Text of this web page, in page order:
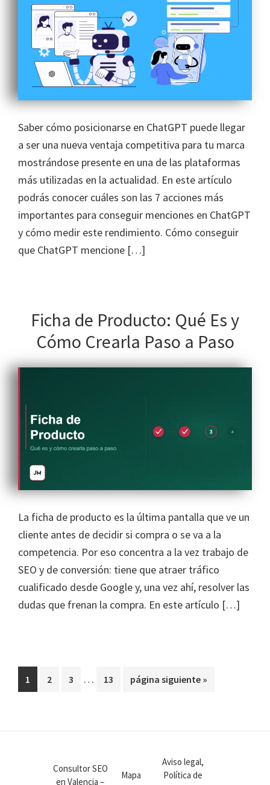
Saber cómo posicionarse en ChatGPT puede llegar
a ser una nueva ventaja competitiva para tu marca
mostrándose presente en una de las plataformas
más utilizadas en la actualidad. En este artículo
podrás conocer cuáles son las 7 acciones más
importantes para conseguir menciones en ChatGPT
y cómo medir este rendimiento. Cómo conseguir
que ChatGPT mencione […]
Ficha de Producto: Qué Es y
Cómo Crearla Paso a Paso
La ficha de producto es la última pantalla que ve un
cliente antes de decidir si compra o se va a la
competencia. Por eso concentra a la vez trabajo de
SEO y de conversión: tiene que atraer tráfico
cualificado desde Google y, una vez ahí, resolver las
dudas que frenan la compra. En este artículo […]
Página
1 Página
2 Página
3
Páginas
… Página
13
Ir
página siguiente »
Consultor SEO
en Valencia –
Mapa
Aviso legal,
Política de